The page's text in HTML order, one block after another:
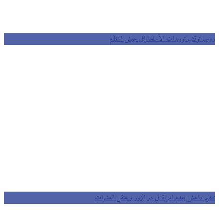
روسيا توقف توريدات الأسلحة إلى جيش النظام
تنظيم داعش يعدم امرأة في دير الزور ويعتقل العشرات